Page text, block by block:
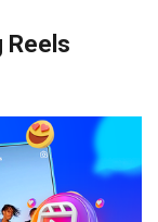
Reels